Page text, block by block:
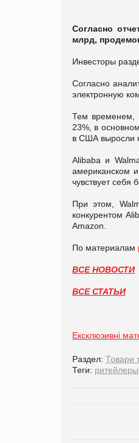
Согласно
млрд,
Инвесторы
Согласно
электронную
Тем временем,
23%, в
в США выросли
Alibaba и
американском
чувствует себя
При этом,
конкурентом
Amazon.
По материалам
ВСЕ НОВОСТИ
ВСЕ СТАТЬИ
Ексклюзивні
Раздел: Товари
Теги: ритейлеры